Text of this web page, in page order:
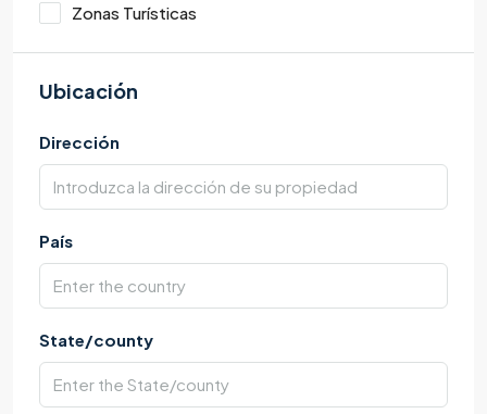
Zonas Turísticas
Ubicación
Dirección
País
State/county